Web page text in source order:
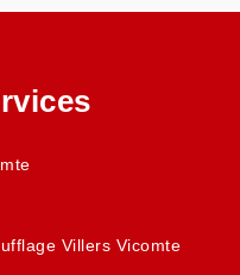
Villers Vicomte